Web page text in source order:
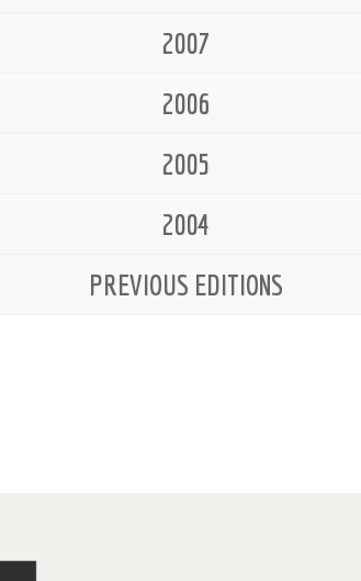
2007
2006
2005
2004
PREVIOUS EDITIONS